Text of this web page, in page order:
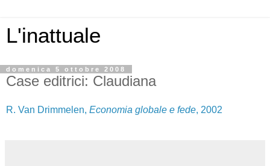
L'inattuale
domenica 5 ottobre 2008
Case editrici: Claudiana
R. Van Drimmelen, Economia globale e fede, 2002